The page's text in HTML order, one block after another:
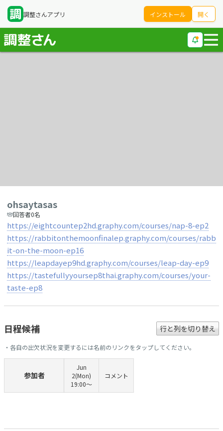
調整さんアプリ インストール 開く
ohsaytasas
回答者0名
https://eightcountep2hd.graphy.com/courses/nap-8-ep2
https://rabbitonthemoonfinalep.graphy.com/courses/rabb
it-on-the-moon-ep16
https://leapdayep9hd.graphy.com/courses/leap-day-ep9
https://tastefullyyoursep8thai.graphy.com/courses/your-
taste-ep8
日程候補 行と列を切り替え
・各自の出欠状況を変更するには名前のリンクをタップしてください。
参加者
Jun
2(Mon)
19:00〜
コメント